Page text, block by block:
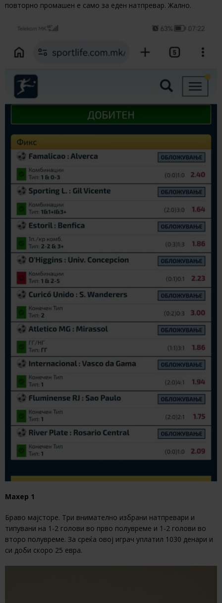
повторно промашен е само за еден натпревар. Жално.
Махер 1
Браво мајсторе. Три внимателно избрани натпревари и
типувани на 1-2 голови во прво полувреме и 1-2 голови во
второ полувреме. За среќа овој играч уплатил 1030 денари и
си доби скоро 25 евра.